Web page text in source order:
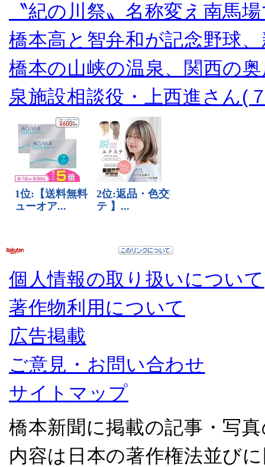
〝紀の川祭〟名称変え南馬
橋本高と智弁和が記念野球
橋本の山峡の温泉、関西の
泉施設相談役・上西進さん(
個人情報の取り扱いについて
著作物利用について
広告掲載
ご意見・お問い合わせ
サイトマップ
橋本新聞に掲載の記事・写
内容は日本の著作権法並び